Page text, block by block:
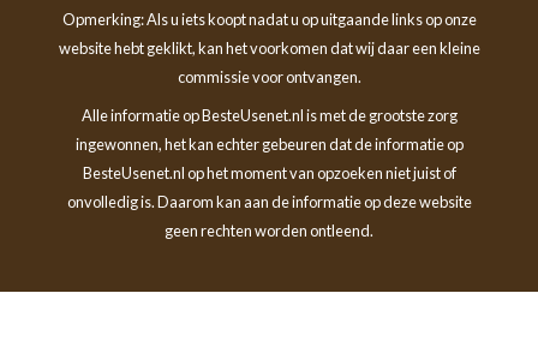
Opmerking: Als u iets koopt nadat u op uitgaande links op onze
website hebt geklikt, kan het voorkomen dat wij daar een kleine
commissie voor ontvangen.
Alle informatie op BesteUsenet.nl is met de grootste zorg
ingewonnen, het kan echter gebeuren dat de informatie op
BesteUsenet.nl op het moment van opzoeken niet juist of
onvolledig is. Daarom kan aan de informatie op deze website
geen rechten worden ontleend.